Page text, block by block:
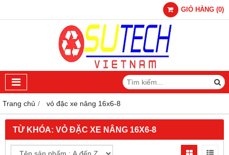
GIỎ HÀNG (0)
Trang chủ vỏ đặc xe nâng 16x6-8
TỪ KHÓA: VỎ ĐẶC XE NÂNG 16X6-8